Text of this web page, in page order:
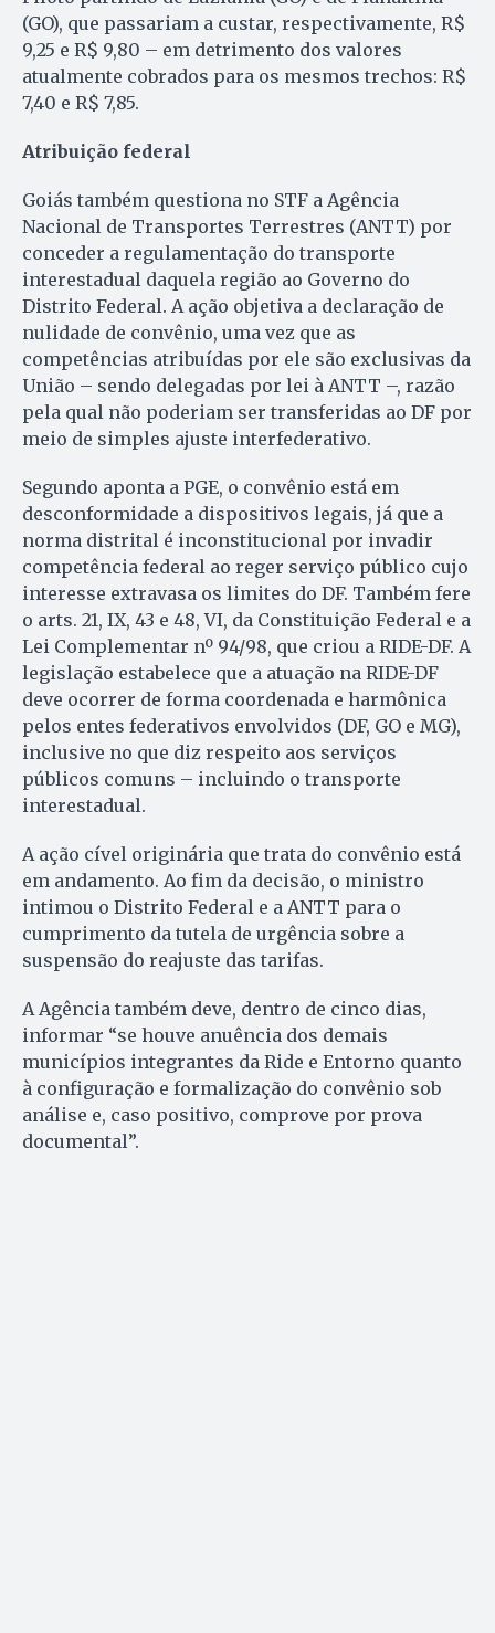
(GO), que passariam a custar, respectivamente, R$
9,25 e R$ 9,80 – em detrimento dos valores
atualmente cobrados para os mesmos trechos: R$
7,40 e R$ 7,85.
Atribuição federal
Goiás também questiona no STF a Agência
Nacional de Transportes Terrestres (ANTT) por
conceder a regulamentação do transporte
interestadual daquela região ao Governo do
Distrito Federal. A ação objetiva a declaração de
nulidade de convênio, uma vez que as
competências atribuídas por ele são exclusivas da
União – sendo delegadas por lei à ANTT –, razão
pela qual não poderiam ser transferidas ao DF por
meio de simples ajuste interfederativo.
Segundo aponta a PGE, o convênio está em
desconformidade a dispositivos legais, já que a
norma distrital é inconstitucional por invadir
competência federal ao reger serviço público cujo
interesse extravasa os limites do DF. Também fere
o arts. 21, IX, 43 e 48, VI, da Constituição Federal e a
Lei Complementar nº 94/98, que criou a RIDE-DF. A
legislação estabelece que a atuação na RIDE-DF
deve ocorrer de forma coordenada e harmônica
pelos entes federativos envolvidos (DF, GO e MG),
inclusive no que diz respeito aos serviços
públicos comuns – incluindo o transporte
interestadual.
A ação cível originária que trata do convênio está
em andamento. Ao fim da decisão, o ministro
intimou o Distrito Federal e a ANTT para o
cumprimento da tutela de urgência sobre a
suspensão do reajuste das tarifas.
A Agência também deve, dentro de cinco dias,
informar “se houve anuência dos demais
municípios integrantes da Ride e Entorno quanto
à configuração e formalização do convênio sob
análise e, caso positivo, comprove por prova
documental”.